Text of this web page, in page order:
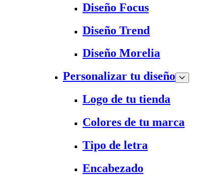
Diseño Focus
Diseño Trend
Diseño Morelia
Personalizar tu diseño
Logo de tu tienda
Colores de tu marca
Tipo de letra
Encabezado